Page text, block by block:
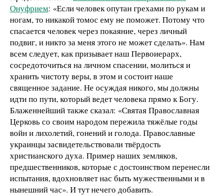
Онуфрием: «Если человек опутан грехами по рукам и
ногам, то никакой томос ему не поможет. Потому что
спасается человек через покаяние, через личный
подвиг, и никто за меня этого не может сделать». Нам
всем следует, как призывает наш Первоиерарх,
сосредоточиться на личном спасении, молиться и
хранить чистоту веры, в этом и состоит наше
священное задание. Не осуждая никого, мы должны
идти по пути, который ведет человека прямо к Богу.
Блаженнейший также сказал: «Святая Православная
Церковь со своим народом пережила тяжёлые годы
войн и лихолетий, гонений и голода. Православные
украинцы засвидетельствовали твёрдость
христианского духа. Пример наших земляков,
предшественников, которые с достоинством перенесли
испытания, вдохновляет нас быть мужественными и в
нынешний час». И тут нечего добавить.